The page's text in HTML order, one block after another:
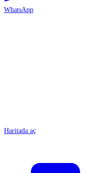
WhatsApp
Haritada aç